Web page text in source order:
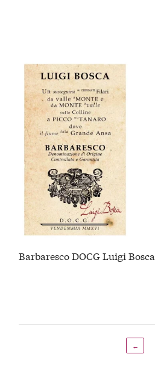
Barbaresco DOCG Luigi
←